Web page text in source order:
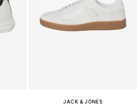
JACK & JONES